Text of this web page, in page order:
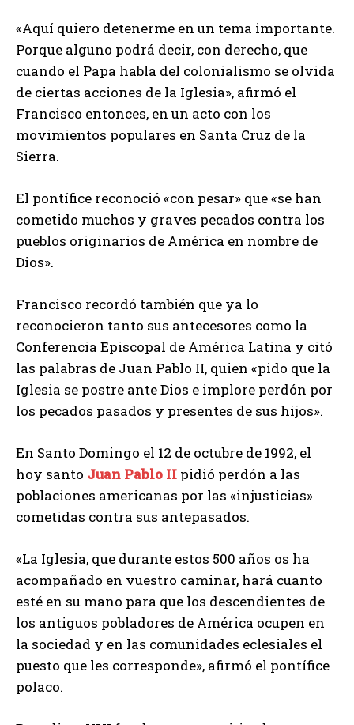
«Aquí quiero detenerme en un tema importante.
Porque alguno podrá decir, con derecho, que
cuando el Papa habla del colonialismo se olvida
de ciertas acciones de la Iglesia», afirmó el
Francisco entonces, en un acto con los
movimientos populares en Santa Cruz de la
Sierra.
El pontífice reconoció «con pesar» que «se han
cometido muchos y graves pecados contra los
pueblos originarios de América en nombre de
Dios».
Francisco recordó también que ya lo
reconocieron tanto sus antecesores como la
Conferencia Episcopal de América Latina y citó
las palabras de Juan Pablo II, quien «pido que la
Iglesia se postre ante Dios e implore perdón por
los pecados pasados y presentes de sus hijos».
En Santo Domingo el 12 de octubre de 1992, el
hoy santo Juan Pablo II pidió perdón a las
poblaciones americanas por las «injusticias»
cometidas contra sus antepasados.
«La Iglesia, que durante estos 500 años os ha
acompañado en vuestro caminar, hará cuanto
esté en su mano para que los descendientes de
los antiguos pobladores de América ocupen en
la sociedad y en las comunidades eclesiales el
puesto que les corresponde», afirmó el pontífice
polaco.